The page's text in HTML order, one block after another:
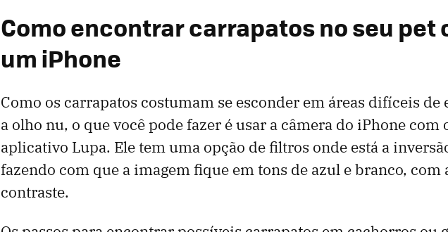
Como encontrar carrapatos no seu pet
um iPhone
Como os carrapatos costumam se esconder em áreas difíceis de
a olho nu, o que você pode fazer é usar a câmera do iPhone com
aplicativo Lupa. Ele tem uma opção de filtros onde está a
fazendo com que a imagem fique em tons de azul e branco, com
contraste.